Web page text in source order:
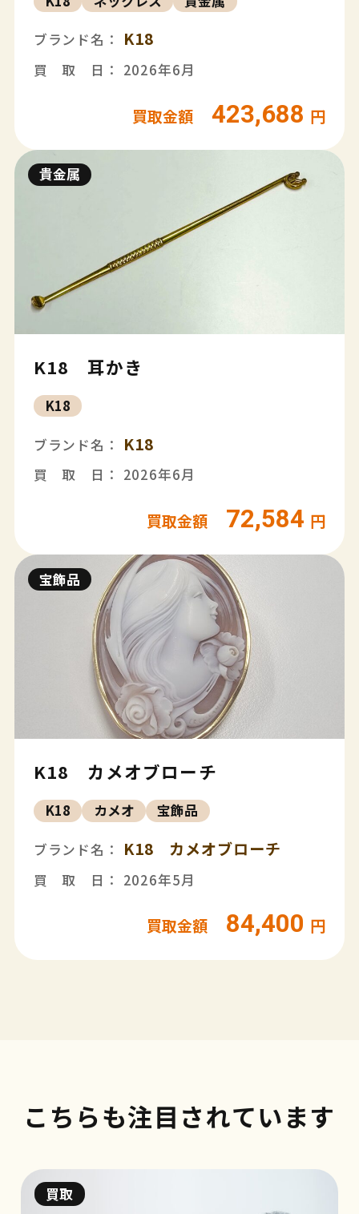
ブランド名： K18
買 取 日： 2026年6月
買取金額 423,688 円
貴金属
K18 耳かき
K18
ブランド名： K18
買 取 日： 2026年6月
買取金額 72,584 円
宝飾品
K18 カメオブローチ
K18 カメオ 宝飾品
ブランド名： K18 カメオブローチ
買 取 日： 2026年5月
買取金額 84,400 円
こちらも注目されています
買取